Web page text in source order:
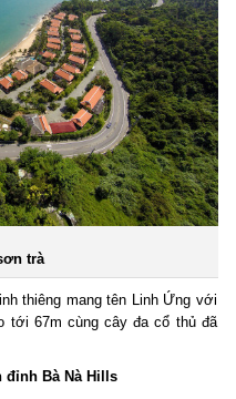
trà
thiêng mang tên Linh Ứng với
tới 67m cùng cây đa cổ thủ đã
đỉnh Bà Nà Hills